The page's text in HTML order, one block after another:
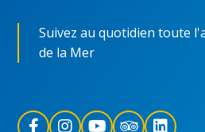
Suivez au quotidien toute
de la Mer